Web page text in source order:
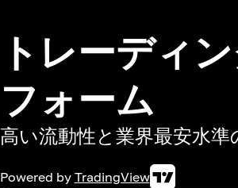
トレーディ
フォーム
高い流動性と業界最安水
Powered by TradingView